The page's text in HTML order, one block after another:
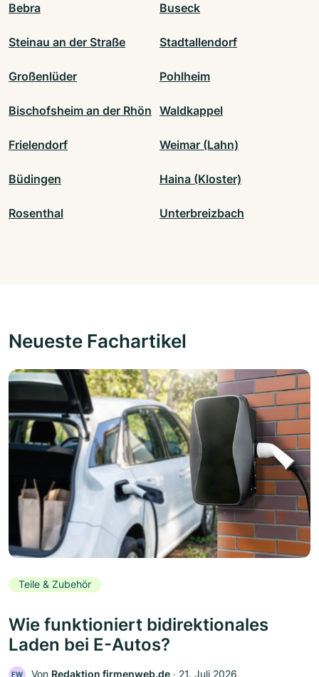
Bebra Buseck
Steinau an der Straße Stadtallendorf
Großenlüder Pohlheim
Bischofsheim an der Rhön Waldkappel
Frielendorf Weimar (Lahn)
Büdingen Haina (Kloster)
Rosenthal Unterbreizbach
Neueste Fachartikel
Teile & Zubehör
Wie funktioniert bidirektionales
Laden bei E-Autos?
FW Von Redaktion firmenweb.de ‧ 21. Juli 2026